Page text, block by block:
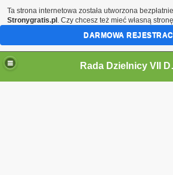
Ta strona internetowa została utworzona
Stronygratis.pl . Czy chcesz też mieć własną
DARMOWA